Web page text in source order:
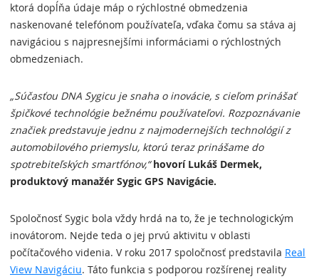
ktorá dopĺňa údaje máp o rýchlostné obmedzenia
naskenované telefónom používateľa, vďaka čomu sa stáva aj
navigáciou s najpresnejšími informáciami o rýchlostných
obmedzeniach.
„Súčasťou DNA Sygicu je snaha o inovácie, s cieľom prinášať
špičkové technológie bežnému používateľovi. Rozpoznávanie
značiek predstavuje jednu z najmodernejších technológií z
automobilového priemyslu, ktorú teraz prinášame do
spotrebiteľských smartfónov,“ hovorí Lukáš Dermek,
produktový manažér Sygic GPS Navigácie.
Spoločnosť Sygic bola vždy hrdá na to, že je technologickým
inovátorom. Nejde teda o jej prvú aktivitu v oblasti
počítačového videnia. V roku 2017 spoločnosť predstavila Real
View Navigáciu. Táto funkcia s podporou rozšírenej reality